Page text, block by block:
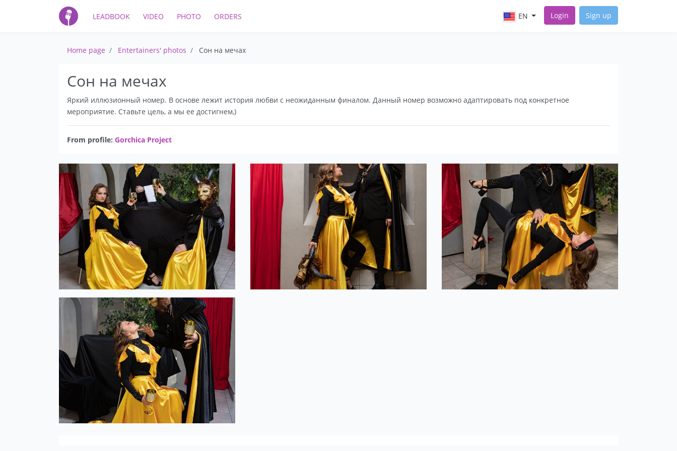
LEADBOOK VIDEO PHOTO ORDERS EN Login Sign up
Home page Entertainers' photos Сон на мечах
Сон на мечах
Яркий иллюзионный номер. В основе лежит история любви с неожиданным финалом. Данный номер возможно адаптировать под конкретное
мероприятие. Ставьте цель, а мы ее достигнем,)
From profile: Gorchica Project